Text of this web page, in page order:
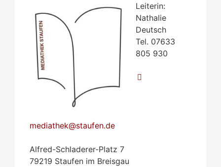
Leiterin:
Nathalie
Deutsch
Tel. 07633
805 930
mediathek@staufen.de
Alfred-Schladerer-Platz 7
79219 Staufen im Breisgau